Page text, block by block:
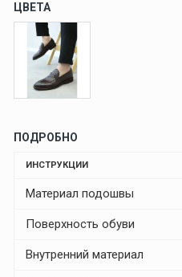
ЦВЕТА
ПОДРОБНО
ИНСТРУКЦИИ
Материал подошвы
Поверхность обуви
Внутренний материал